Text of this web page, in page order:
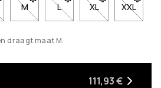
beschikbaar. Klik om op de hoogte
S niet beschikbaar. Klik om op de
M- Maat M niet beschikbaar. Klik
L- Maat L niet
XL- Maat XL niet
XXL- Maat
draagt maat M.
111,93 €